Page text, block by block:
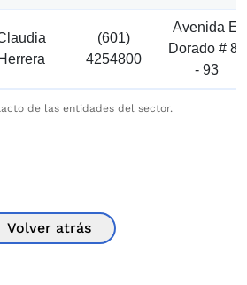
Herrera
(601)
4254800
Avenida El
Dorado # 82
- 93
de las entidades del sector.
Volver atrás